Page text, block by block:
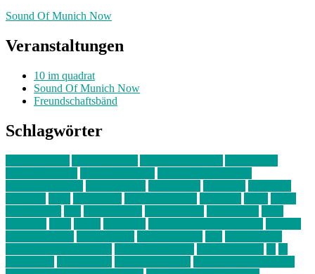
Sound Of Munich Now
Veranstaltungen
10 im quadrat
Sound Of Munich Now
Freundschaftsbänd
Schlagwörter